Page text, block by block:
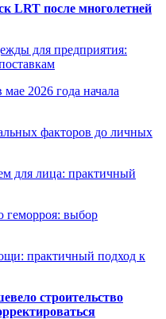
LRT после многолетней
для предприятия:
2026 года начала
факторов до личных
для лица: практичный
выбор
практичный подход к
строительство